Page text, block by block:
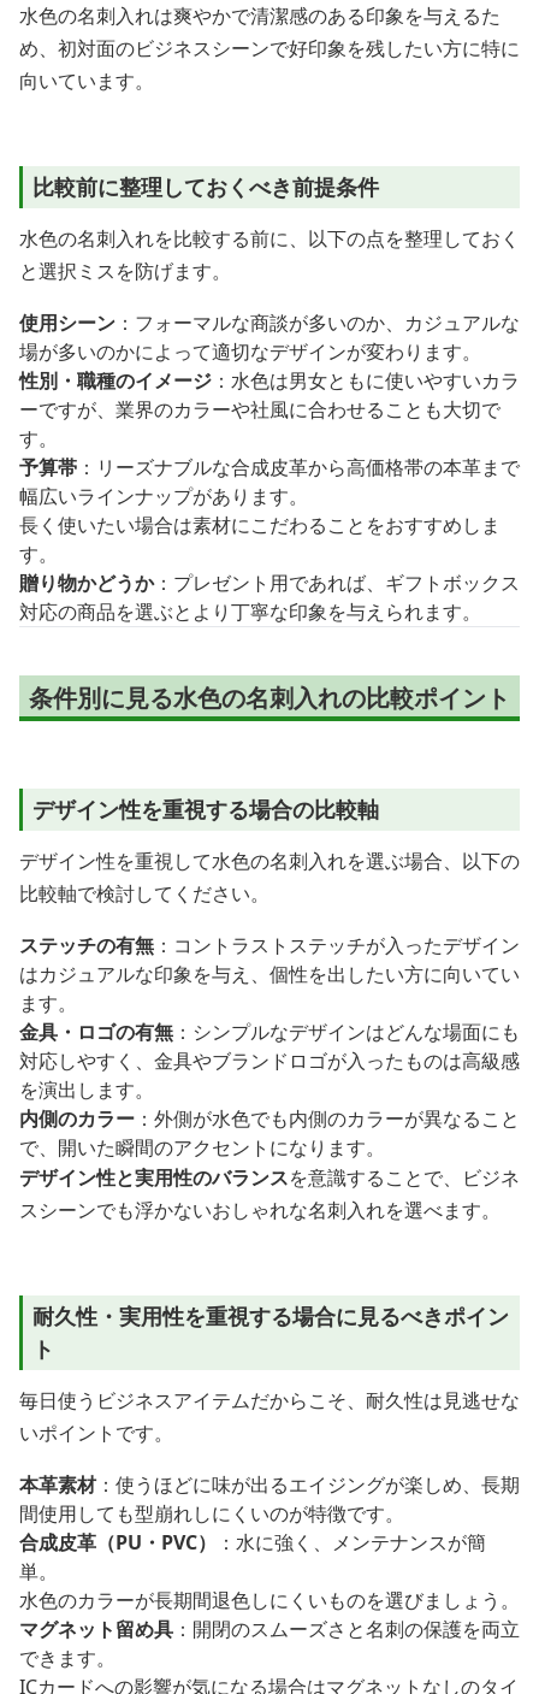
水色の名刺入れは爽やかで清潔感のある印象を与えるた
め、初対面のビジネスシーンで好印象を残したい方に特に
向いています。
比較前に整理しておくべき前提条件
水色の名刺入れを比較する前に、以下の点を整理しておく
と選択ミスを防げます。
使用シーン ：フォーマルな商談が多いのか、カジュアルな
場が多いのかによって適切なデザインが変わります。
性別・職種のイメージ ：水色は男女ともに使いやすいカラ
ーですが、業界のカラーや社風に合わせることも大切で
す。
予算帯 ：リーズナブルな合成皮革から高価格帯の本革まで
幅広いラインナップがあります。
長く使いたい場合は素材にこだわることをおすすめしま
す。
贈り物かどうか：プレゼント用であれば、ギフトボックス
対応の商品を選ぶとより丁寧な印象を与えられます。
条件別に見る水色の名刺入れの比較ポイント
デザイン性を重視する場合の比較軸
デザイン性を重視して水色の名刺入れを選ぶ場合、以下の
比較軸で検討してください。
ステッチの有無 ：コントラストステッチが入ったデザイン
はカジュアルな印象を与え、個性を出したい方に向いてい
ます。
金具・ロゴの有無 ：シンプルなデザインはどんな場面にも
対応しやすく、金具やブランドロゴが入ったものは高級感
を演出します。
内側のカラー ：外側が水色でも内側のカラーが異なること
で、開いた瞬間のアクセントになります。
デザイン性と実用性のバランスを意識することで、ビジネ
スシーンでも浮かないおしゃれな名刺入れを選べます。
耐久性・実用性を重視する場合に見るべきポイン
ト
毎日使うビジネスアイテムだからこそ、耐久性は見逃せな
いポイントです。
本革素材：使うほどに味が出るエイジングが楽しめ、長期
間使用しても型崩れしにくいのが特徴です。
合成皮革（PU・PVC）
：水に強く、メンテナンスが簡
単。
水色のカラーが長期間退色しにくいものを選びましょう。
マグネット留め具 ：開閉のスムーズさと名刺の保護を両立
できます。
ICカードへの影響が気になる場合はマグネットなしのタイ